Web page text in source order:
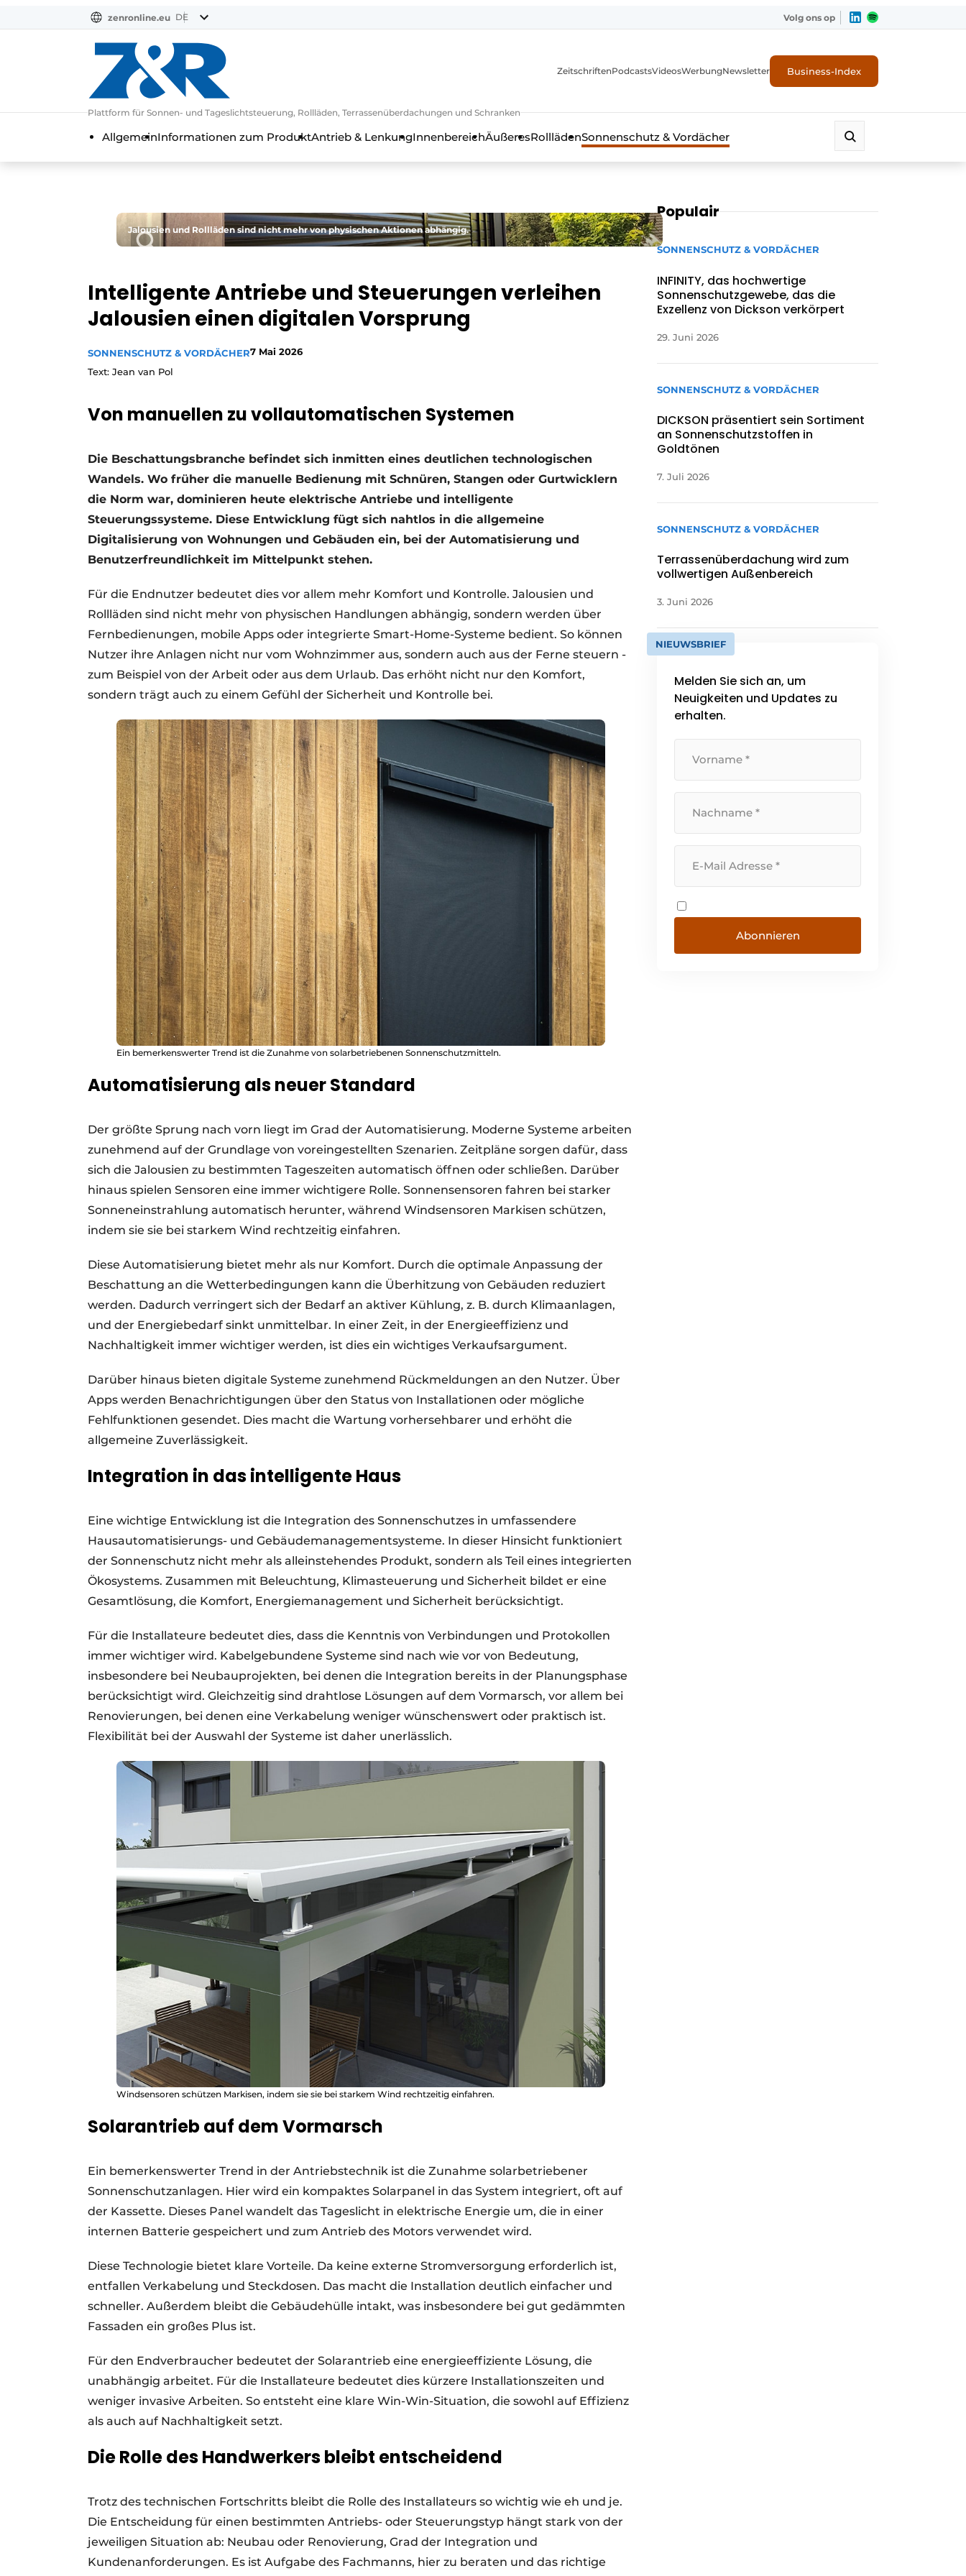
zenronline.eu DE Volg ons op
Plattform für Sonnen- und Tageslichtsteuerung, Rollläden, Terrassenüberdachungen und Schranken
ZeitschriftenPodcastsVideosWerbungNewsletter Business-Index
AllgemeinInformationen zum ProduktAntrieb & LenkungInnenbereichÄußeresRolllädenSonnenschutz & Vordächer
Jalousien und Rollläden sind nicht mehr von physischen Aktionen abhängig.
Intelligente Antriebe und Steuerungen verleihen
Jalousien einen digitalen Vorsprung
SONNENSCHUTZ & VORDÄCHER7 Mai 2026
Text: Jean van Pol
Von manuellen zu vollautomatischen Systemen
Die Beschattungsbranche befindet sich inmitten eines deutlichen technologischen
Wandels. Wo früher die manuelle Bedienung mit Schnüren, Stangen oder Gurtwicklern
die Norm war, dominieren heute elektrische Antriebe und intelligente
Steuerungssysteme. Diese Entwicklung fügt sich nahtlos in die allgemeine
Digitalisierung von Wohnungen und Gebäuden ein, bei der Automatisierung und
Benutzerfreundlichkeit im Mittelpunkt stehen.
Für die Endnutzer bedeutet dies vor allem mehr Komfort und Kontrolle. Jalousien und
Rollläden sind nicht mehr von physischen Handlungen abhängig, sondern werden über
Fernbedienungen, mobile Apps oder integrierte Smart-Home-Systeme bedient. So können
Nutzer ihre Anlagen nicht nur vom Wohnzimmer aus, sondern auch aus der Ferne steuern -
zum Beispiel von der Arbeit oder aus dem Urlaub. Das erhöht nicht nur den Komfort,
sondern trägt auch zu einem Gefühl der Sicherheit und Kontrolle bei.
Ein bemerkenswerter Trend ist die Zunahme von solarbetriebenen Sonnenschutzmitteln.
Automatisierung als neuer Standard
Der größte Sprung nach vorn liegt im Grad der Automatisierung. Moderne Systeme arbeiten
zunehmend auf der Grundlage von voreingestellten Szenarien. Zeitpläne sorgen dafür, dass
sich die Jalousien zu bestimmten Tageszeiten automatisch öffnen oder schließen. Darüber
hinaus spielen Sensoren eine immer wichtigere Rolle. Sonnensensoren fahren bei starker
Sonneneinstrahlung automatisch herunter, während Windsensoren Markisen schützen,
indem sie sie bei starkem Wind rechtzeitig einfahren.
Diese Automatisierung bietet mehr als nur Komfort. Durch die optimale Anpassung der
Beschattung an die Wetterbedingungen kann die Überhitzung von Gebäuden reduziert
werden. Dadurch verringert sich der Bedarf an aktiver Kühlung, z. B. durch Klimaanlagen,
und der Energiebedarf sinkt unmittelbar. In einer Zeit, in der Energieeffizienz und
Nachhaltigkeit immer wichtiger werden, ist dies ein wichtiges Verkaufsargument.
Darüber hinaus bieten digitale Systeme zunehmend Rückmeldungen an den Nutzer. Über
Apps werden Benachrichtigungen über den Status von Installationen oder mögliche
Fehlfunktionen gesendet. Dies macht die Wartung vorhersehbarer und erhöht die
allgemeine Zuverlässigkeit.
Integration in das intelligente Haus
Eine wichtige Entwicklung ist die Integration des Sonnenschutzes in umfassendere
Hausautomatisierungs- und Gebäudemanagementsysteme. In dieser Hinsicht funktioniert
der Sonnenschutz nicht mehr als alleinstehendes Produkt, sondern als Teil eines integrierten
Ökosystems. Zusammen mit Beleuchtung, Klimasteuerung und Sicherheit bildet er eine
Gesamtlösung, die Komfort, Energiemanagement und Sicherheit berücksichtigt.
Für die Installateure bedeutet dies, dass die Kenntnis von Verbindungen und Protokollen
immer wichtiger wird. Kabelgebundene Systeme sind nach wie vor von Bedeutung,
insbesondere bei Neubauprojekten, bei denen die Integration bereits in der Planungsphase
berücksichtigt wird. Gleichzeitig sind drahtlose Lösungen auf dem Vormarsch, vor allem bei
Renovierungen, bei denen eine Verkabelung weniger wünschenswert oder praktisch ist.
Flexibilität bei der Auswahl der Systeme ist daher unerlässlich.
Windsensoren schützen Markisen, indem sie sie bei starkem Wind rechtzeitig einfahren.
Solarantrieb auf dem Vormarsch
Ein bemerkenswerter Trend in der Antriebstechnik ist die Zunahme solarbetriebener
Sonnenschutzanlagen. Hier wird ein kompaktes Solarpanel in das System integriert, oft auf
der Kassette. Dieses Panel wandelt das Tageslicht in elektrische Energie um, die in einer
internen Batterie gespeichert und zum Antrieb des Motors verwendet wird.
Diese Technologie bietet klare Vorteile. Da keine externe Stromversorgung erforderlich ist,
entfallen Verkabelung und Steckdosen. Das macht die Installation deutlich einfacher und
schneller. Außerdem bleibt die Gebäudehülle intakt, was insbesondere bei gut gedämmten
Fassaden ein großes Plus ist.
Für den Endverbraucher bedeutet der Solarantrieb eine energieeffiziente Lösung, die
unabhängig arbeitet. Für die Installateure bedeutet dies kürzere Installationszeiten und
weniger invasive Arbeiten. So entsteht eine klare Win-Win-Situation, die sowohl auf Effizienz
als auch auf Nachhaltigkeit setzt.
Die Rolle des Handwerkers bleibt entscheidend
Trotz des technischen Fortschritts bleibt die Rolle des Installateurs so wichtig wie eh und je.
Die Entscheidung für einen bestimmten Antriebs- oder Steuerungstyp hängt stark von der
jeweiligen Situation ab: Neubau oder Renovierung, Grad der Integration und
Kundenanforderungen. Es ist Aufgabe des Fachmanns, hier zu beraten und das richtige
Populair
SONNENSCHUTZ & VORDÄCHER
INFINITY, das hochwertige
Sonnenschutzgewebe, das die
Exzellenz von Dickson verkörpert
29. Juni 2026
SONNENSCHUTZ & VORDÄCHER
DICKSON präsentiert sein Sortiment
an Sonnenschutzstoffen in
Goldtönen
7. Juli 2026
SONNENSCHUTZ & VORDÄCHER
Terrassenüberdachung wird zum
vollwertigen Außenbereich
3. Juni 2026
NIEUWSBRIEF
Melden Sie sich an, um
Neuigkeiten und Updates zu
erhalten.
Abonnieren